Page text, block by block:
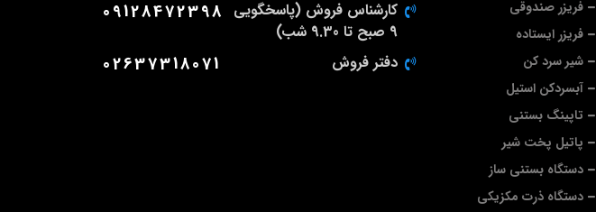
فریزر صندوقی
فریزر ایستاده
شیر سرد کن
آبسردکن استیل
تاپینگ بستنی
پاتیل پخت شیر
دستگاه بستنی ساز
دستگاه ذرت مکزیکی
کارشناس فروش (پاسخگویی
9 صبح تا 9.30 شب)
09128472398
دفتر فروش 02637318071